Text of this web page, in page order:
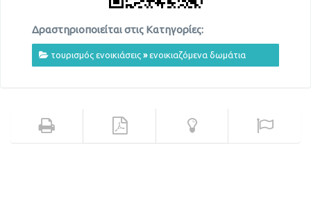
Δραστηριοποιείται στις Κατηγορίες:
τουρισμός ενοικιάσεις »ενοικιαζόμενα δωμάτια